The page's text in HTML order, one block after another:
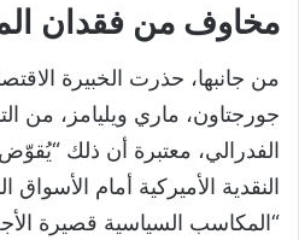
مخاوف من فقدان
من جانبها، حذرت الخبيرة
جورجتاون، ماري ويليامز، من
الفدرالي، معتبرة أن ذلك
النقدية الأميركية أمام الأسواق
“المكاسب السياسية قصيرة